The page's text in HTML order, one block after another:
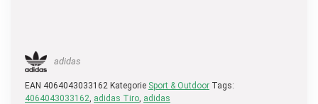
adidas
EAN 4064043033162 Kategorie Sport & Outdoor Tags:
4064043033162 adidas Tiro adidas